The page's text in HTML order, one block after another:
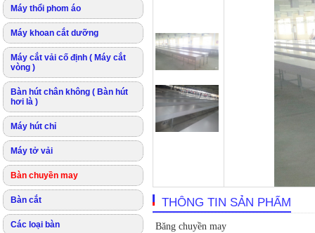
Máy thổi phom áo
Máy khoan cắt dưỡng
Máy cắt vải cố định ( Máy cắt
vòng )
Bàn hút chân không ( Bàn hút
hơi là )
Máy hút chỉ
Máy tở vải
Bàn chuyền may
Bàn cắt
Các loại bàn
THÔNG TIN SẢN PHẨM
Băng chuyền may